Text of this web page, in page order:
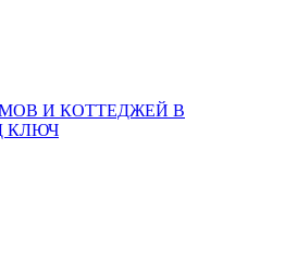
И КОТТЕДЖЕЙ В
КЛЮЧ